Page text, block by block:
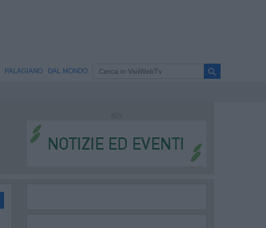
PALAGIANO DAL MONDO search